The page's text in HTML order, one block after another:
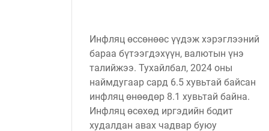
Инфляц өссөнөөс үүдэж хэрэглээний
бараа бүтээгдэхүүн, валютын үнэ
талийжээ. Тухайлбал, 2024 оны
наймдугаар сард 6.5 хувьтай байсан
инфляц өнөөдөр 8.1 хувьтай байна.
Инфляц өсөхөд иргэдийн бодит
худалдан авах чадвар буюу